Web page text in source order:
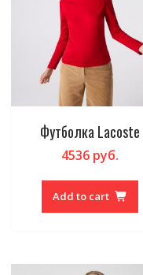
Футболка Lacoste
4536 руб.
Add to cart